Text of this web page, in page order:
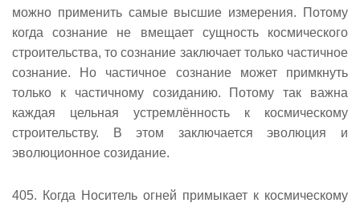
можно применить самые высшие измерения. Потому
когда сознание не вмещает сущность космического
строительства, то сознание заключает только частичное
сознание. Но частичное сознание может примкнуть
только к частичному созиданию. Потому так важна
каждая цельная устремлённость к космическому
строительству. В этом заключается эволюция и
эволюционное созидание.
405. Когда Носитель огней примыкает к космическому